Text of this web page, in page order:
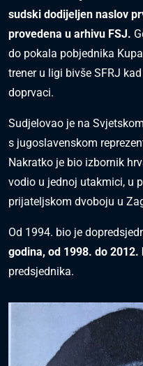
sudski dodijeljen naslov
provedena u arhivu FSJ.
do pokala pobjednika
trener u ligi bivše SFRJ
doprvaci.
Sudjelovao je na
s jugoslavenskom
Nakratko je bio izbornik
vodio u jednoj utakmici, u
prijateljskom dvoboju u
Od 1994. bio je
godina, od 1998. do 2012.
predsjednika.